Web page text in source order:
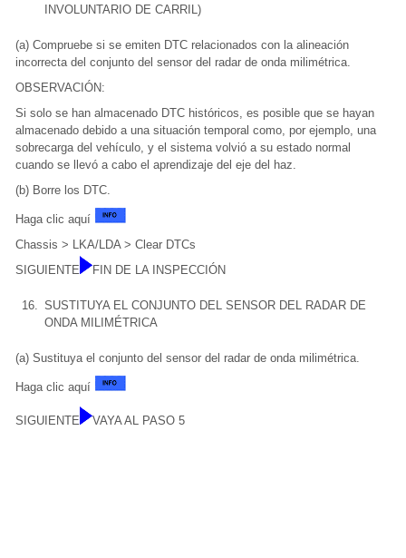
INVOLUNTARIO DE CARRIL)
(a) Compruebe si se emiten DTC relacionados con la alineación
incorrecta del conjunto del sensor del radar de onda milimétrica.
OBSERVACIÓN:
Si solo se han almacenado DTC históricos, es posible que se hayan
almacenado debido a una situación temporal como, por ejemplo, una
sobrecarga del vehículo, y el sistema volvió a su estado normal
cuando se llevó a cabo el aprendizaje del eje del haz.
(b) Borre los DTC.
Haga clic aquí
Chassis > LKA/LDA > Clear DTCs
SIGUIENTE
FIN DE LA INSPECCIÓN
16. SUSTITUYA EL CONJUNTO DEL SENSOR DEL RADAR DE
ONDA MILIMÉTRICA
(a) Sustituya el conjunto del sensor del radar de onda milimétrica.
Haga clic aquí
SIGUIENTE VAYA AL PASO 5